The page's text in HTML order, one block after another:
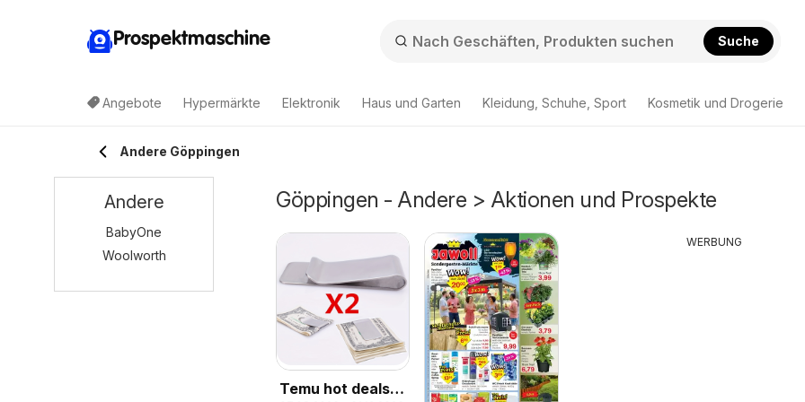
Prospektmaschine Suche
Angebote Hypermärkte Elektronik Haus und Garten Kleidung, Schuhe, Sport Kosmetik und Drogerie
Andere Göppingen
Göppingen - Andere > Aktionen und Prospekte
Temu hot deals –
WERBUNG
Andere
BabyOne
Woolworth